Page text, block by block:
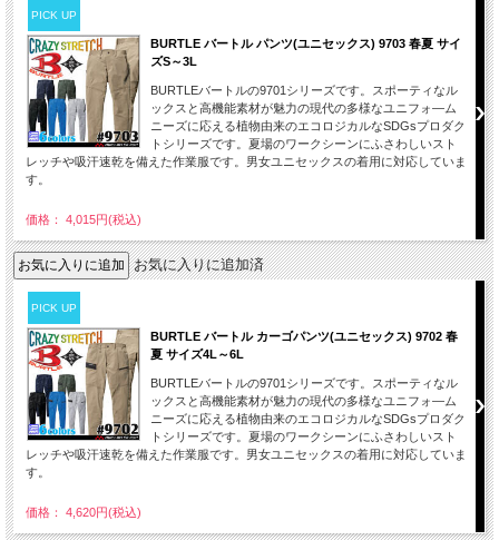
PICK UP
BURTLE バートル パンツ(ユニセックス) 9703 春夏 サイ
ズS～3L
BURTLEバートルの9701シリーズです。スポーティなル
ックスと高機能素材が魅力の現代の多様なユニフォ―ム
ニーズに応える植物由来のエコロジカルなSDGsプロダク
トシリーズです。夏場のワークシーンにふさわしいスト
レッチや吸汗速乾を備えた作業服です。男女ユニセックスの着用に対応していま
す。
価格： 4,015円(税込)
お気に入りに追加済
PICK UP
BURTLE バートル カーゴパンツ(ユニセックス) 9702 春
夏 サイズ4L～6L
BURTLEバートルの9701シリーズです。スポーティなル
ックスと高機能素材が魅力の現代の多様なユニフォ―ム
ニーズに応える植物由来のエコロジカルなSDGsプロダク
トシリーズです。夏場のワークシーンにふさわしいスト
レッチや吸汗速乾を備えた作業服です。男女ユニセックスの着用に対応していま
す。
価格： 4,620円(税込)